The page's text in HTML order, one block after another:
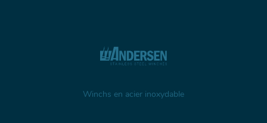
Winchs en acier inoxydable